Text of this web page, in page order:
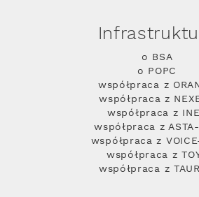
o BSA
o POPC
współpraca z
współpraca z
współpraca z
współpraca z
współpraca z
współpraca z
współpraca z